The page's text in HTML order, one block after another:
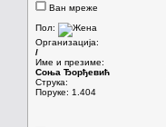
Ван мреже
Пол:
Организација:
/
Име и презиме:
Соња Ђорђевић
Струка:
Поруке: 1.404